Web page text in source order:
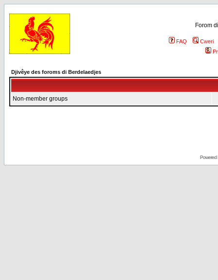
Forom
FAQ
Cweri
Djivêye des foroms di Berdelaedjes
Non-member groups
Powered